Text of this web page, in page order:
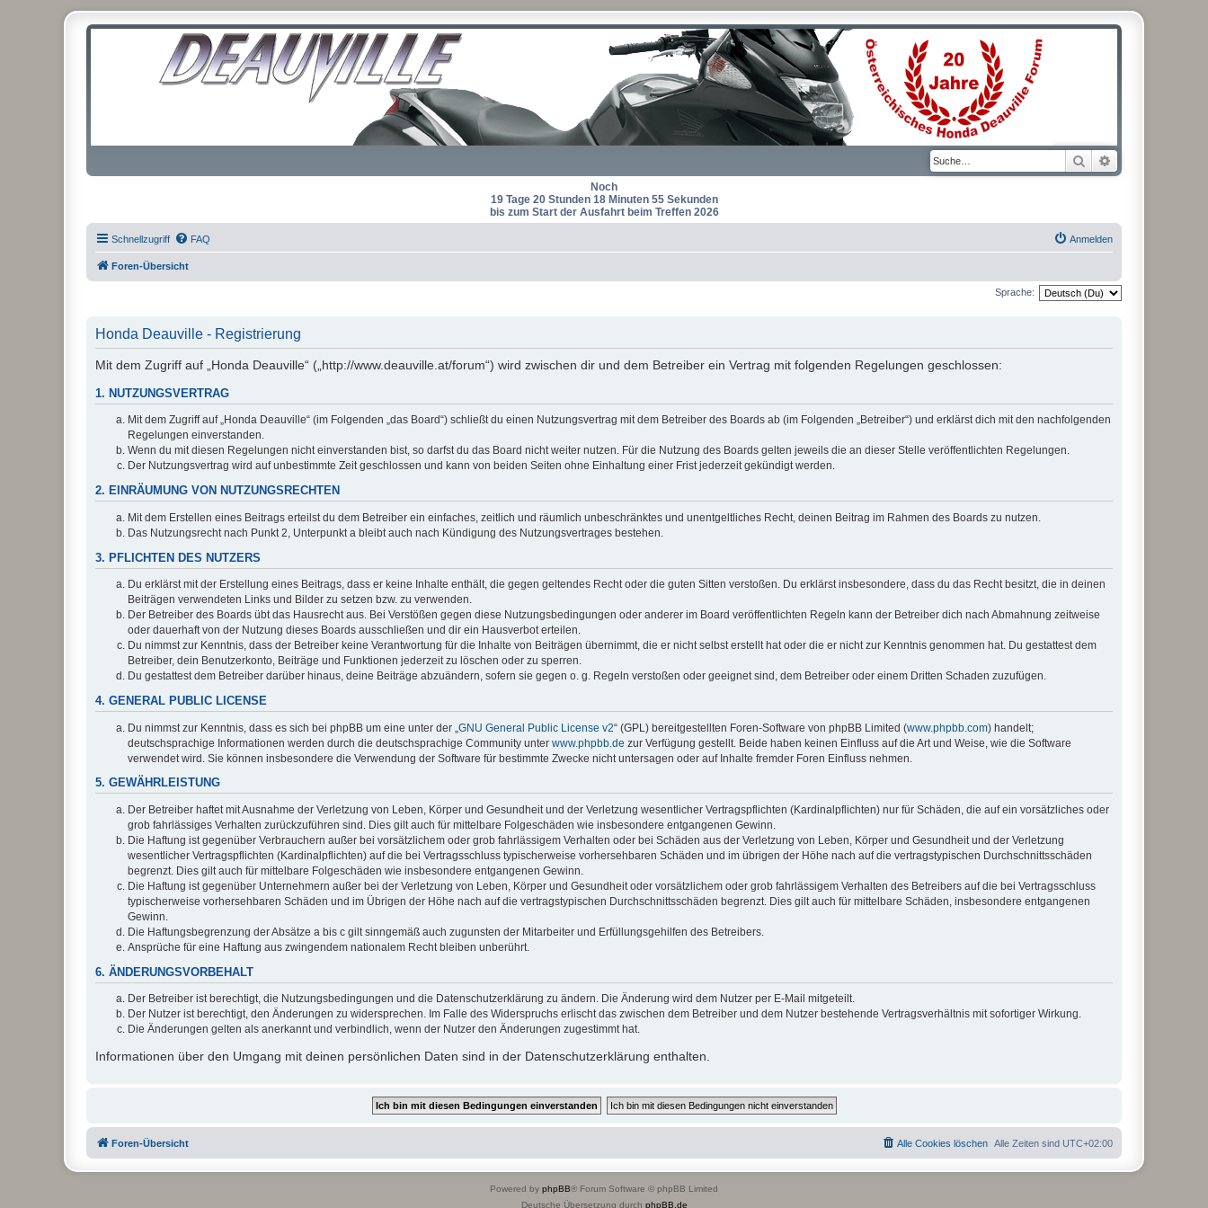
Suche
Noch
19 Tage 20 Stunden 18 Minuten 55 Sekunden
bis zum Start der Ausfahrt beim Treffen 2026
Schnellzugriff FAQ Anmelden
Foren-Übersicht
Sprache:
Honda Deauville - Registrierung
Mit dem Zugriff auf „Honda Deauville“ („http://www.deauville.at/forum“) wird zwischen dir und dem Betreiber ein Vertrag mit folgenden Regelungen geschlossen:
1. NUTZUNGSVERTRAG
Mit dem Zugriff auf „Honda Deauville“ (im Folgenden „das Board“) schließt du einen Nutzungsvertrag mit dem Betreiber des Boards ab (im Folgenden „Betreiber“) und erklärst dich mit den nachfolgenden
Regelungen einverstanden.
Wenn du mit diesen Regelungen nicht einverstanden bist, so darfst du das Board nicht weiter nutzen. Für die Nutzung des Boards gelten jeweils die an dieser Stelle veröffentlichten Regelungen.
Der Nutzungsvertrag wird auf unbestimmte Zeit geschlossen und kann von beiden Seiten ohne Einhaltung einer Frist jederzeit gekündigt werden.
2. EINRÄUMUNG VON NUTZUNGSRECHTEN
Mit dem Erstellen eines Beitrags erteilst du dem Betreiber ein einfaches, zeitlich und räumlich unbeschränktes und unentgeltliches Recht, deinen Beitrag im Rahmen des Boards zu nutzen.
Das Nutzungsrecht nach Punkt 2, Unterpunkt a bleibt auch nach Kündigung des Nutzungsvertrages bestehen.
3. PFLICHTEN DES NUTZERS
Du erklärst mit der Erstellung eines Beitrags, dass er keine Inhalte enthält, die gegen geltendes Recht oder die guten Sitten verstoßen. Du erklärst insbesondere, dass du das Recht besitzt, die in deinen
Beiträgen verwendeten Links und Bilder zu setzen bzw. zu verwenden.
Der Betreiber des Boards übt das Hausrecht aus. Bei Verstößen gegen diese Nutzungsbedingungen oder anderer im Board veröffentlichten Regeln kann der Betreiber dich nach Abmahnung zeitweise
oder dauerhaft von der Nutzung dieses Boards ausschließen und dir ein Hausverbot erteilen.
Du nimmst zur Kenntnis, dass der Betreiber keine Verantwortung für die Inhalte von Beiträgen übernimmt, die er nicht selbst erstellt hat oder die er nicht zur Kenntnis genommen hat. Du gestattest dem
Betreiber, dein Benutzerkonto, Beiträge und Funktionen jederzeit zu löschen oder zu sperren.
Du gestattest dem Betreiber darüber hinaus, deine Beiträge abzuändern, sofern sie gegen o. g. Regeln verstoßen oder geeignet sind, dem Betreiber oder einem Dritten Schaden zuzufügen.
4. GENERAL PUBLIC LICENSE
Du nimmst zur Kenntnis, dass es sich bei phpBB um eine unter der „ GNU General Public License v2“ (GPL) bereitgestellten Foren-Software von phpBB Limited (www.phpbb.com) handelt;
deutschsprachige Informationen werden durch die deutschsprachige Community unter www.phpbb.de zur Verfügung gestellt. Beide haben keinen Einfluss auf die Art und Weise, wie die Software
verwendet wird. Sie können insbesondere die Verwendung der Software für bestimmte Zwecke nicht untersagen oder auf Inhalte fremder Foren Einfluss nehmen.
5. GEWÄHRLEISTUNG
Der Betreiber haftet mit Ausnahme der Verletzung von Leben, Körper und Gesundheit und der Verletzung wesentlicher Vertragspflichten (Kardinalpflichten) nur für Schäden, die auf ein vorsätzliches oder
grob fahrlässiges Verhalten zurückzuführen sind. Dies gilt auch für mittelbare Folgeschäden wie insbesondere entgangenen Gewinn.
Die Haftung ist gegenüber Verbrauchern außer bei vorsätzlichem oder grob fahrlässigem Verhalten oder bei Schäden aus der Verletzung von Leben, Körper und Gesundheit und der Verletzung
wesentlicher Vertragspflichten (Kardinalpflichten) auf die bei Vertragsschluss typischerweise vorhersehbaren Schäden und im übrigen der Höhe nach auf die vertragstypischen Durchschnittsschäden
begrenzt. Dies gilt auch für mittelbare Folgeschäden wie insbesondere entgangenen Gewinn.
Die Haftung ist gegenüber Unternehmern außer bei der Verletzung von Leben, Körper und Gesundheit oder vorsätzlichem oder grob fahrlässigem Verhalten des Betreibers auf die bei Vertragsschluss
typischerweise vorhersehbaren Schäden und im Übrigen der Höhe nach auf die vertragstypischen Durchschnittsschäden begrenzt. Dies gilt auch für mittelbare Schäden, insbesondere entgangenen
Gewinn.
Die Haftungsbegrenzung der Absätze a bis c gilt sinngemäß auch zugunsten der Mitarbeiter und Erfüllungsgehilfen des Betreibers.
Ansprüche für eine Haftung aus zwingendem nationalem Recht bleiben unberührt.
6. ÄNDERUNGSVORBEHALT
Der Betreiber ist berechtigt, die Nutzungsbedingungen und die Datenschutzerklärung zu ändern. Die Änderung wird dem Nutzer per E-Mail mitgeteilt.
Der Nutzer ist berechtigt, den Änderungen zu widersprechen. Im Falle des Widerspruchs erlischt das zwischen dem Betreiber und dem Nutzer bestehende Vertragsverhältnis mit sofortiger Wirkung.
Die Änderungen gelten als anerkannt und verbindlich, wenn der Nutzer den Änderungen zugestimmt hat.
Informationen über den Umgang mit deinen persönlichen Daten sind in der Datenschutzerklärung enthalten.
Foren-Übersicht Alle Zeiten sind UTC+02:00
Alle Cookies löschen
Powered by phpBB® Forum Software © phpBB Limited
Deutsche Übersetzung durch phpBB.de